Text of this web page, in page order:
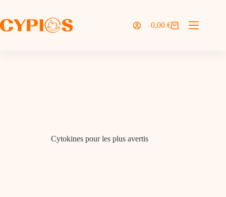
contenu
Panier
0,00€
Cytokines pour les plus avertis